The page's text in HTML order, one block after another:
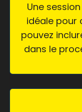
Une
idéale pour
pouvez
dans le